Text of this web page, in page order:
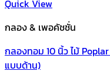
Quick View
กลอง & เพอคัชชั่น
กลองทอม 10 นิ้ว ไม้ Poplar
แบบด้าน)